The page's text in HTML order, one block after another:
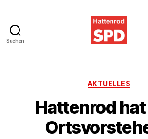
Suchen
Kategorien
AKTUELLES
Hattenrod